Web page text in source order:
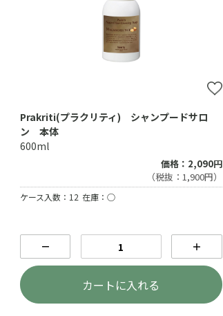
Prakriti(プラクリティ) シャンプードサロ
ン 本体
600ml
価格：2,090円
（税抜：1,900円）
ケース入数：12 在庫：○
－ ＋
カートに入れる